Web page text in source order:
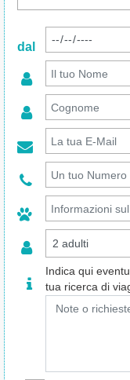
dal
Indica qui
tua ricerca di